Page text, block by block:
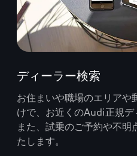
ディーラー検索
お住まいや職場のエリアや
けで、お近くのAudi正規デ
また、試乗のご予約や不明
たします。